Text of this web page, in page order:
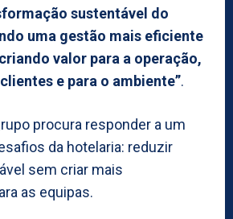
sustentável do
uma gestão mais eficiente
valor para a operação,
e para o ambiente”.
procura responder a um
da hotelaria: reduzir
sem criar mais
as equipas.